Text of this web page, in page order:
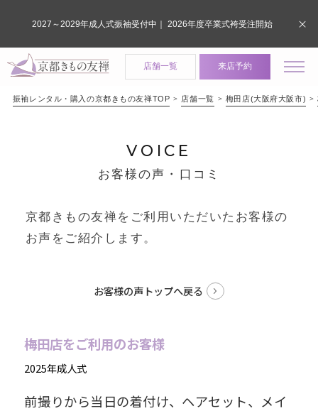
店舗一覧 来店予約
振袖レンタル・購入の京都きもの友禅TOP 店舗一覧 梅田店(大阪府大阪市)
VOICE
お客様の声・口コミ
京都きもの友禅をご利用いただいたお客様の
お声をご紹介します。
お客様の声トップへ戻る
梅田店をご利用のお客様
2025年成人式
前撮りから当日の着付け、ヘアセット、メイ
2027～2029年成人式振袖受付中｜ 2026年度卒業式袴受注開始